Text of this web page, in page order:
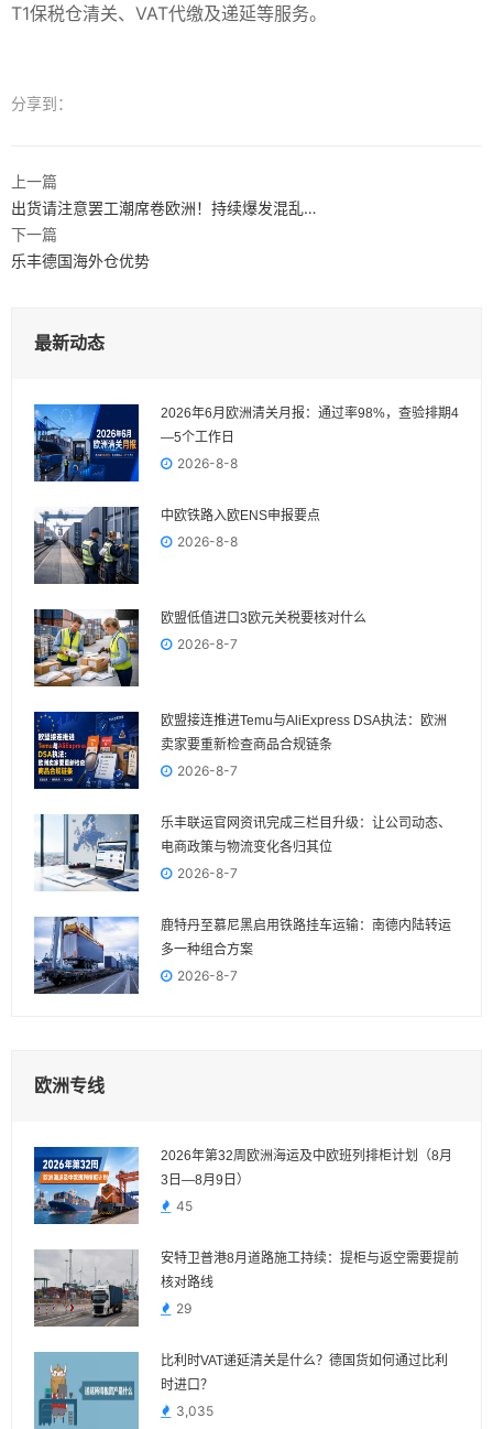
T1保税仓清关、VAT代缴及递延等服务。
分享到：
上一篇
出货请注意罢工潮席卷欧洲！持续爆发混乱…
下一篇
乐丰德国海外仓优势
最新动态
2026年6月欧洲清关月报：通过率98%，查验排期4
—5个工作日
2026-8-8
中欧铁路入欧ENS申报要点
2026-8-8
欧盟低值进口3欧元关税要核对什么
2026-8-7
欧盟接连推进Temu与AliExpress DSA执法：欧洲
卖家要重新检查商品合规链条
2026-8-7
乐丰联运官网资讯完成三栏目升级：让公司动态、
电商政策与物流变化各归其位
2026-8-7
鹿特丹至慕尼黑启用铁路挂车运输：南德内陆转运
多一种组合方案
2026-8-7
欧洲专线
2026年第32周欧洲海运及中欧班列排柜计划（8月
3日—8月9日）
45
安特卫普港8月道路施工持续：提柜与返空需要提前
核对路线
29
比利时VAT递延清关是什么？德国货如何通过比利
时进口？
3,035